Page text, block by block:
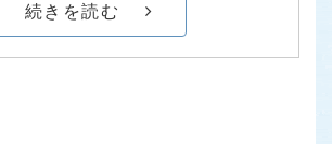
続きを読む